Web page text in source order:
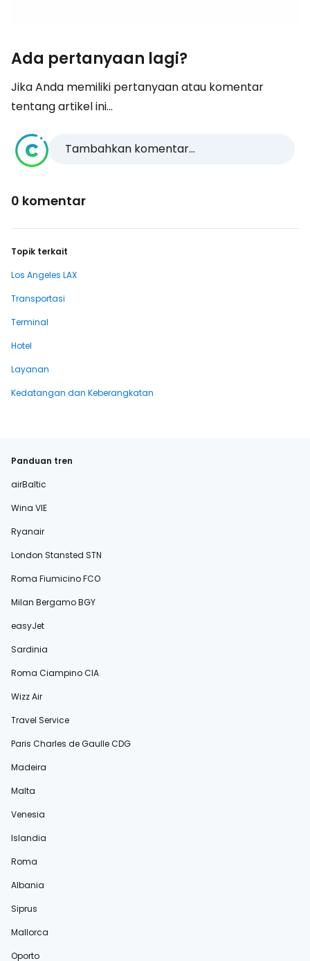
Ada pertanyaan lagi?
Jika Anda memiliki pertanyaan atau komentar
tentang artikel ini...
Tambahkan komentar...
0 komentar
Topik terkait
Los Angeles LAX
Transportasi
Terminal
Hotel
Layanan
Kedatangan dan Keberangkatan
Panduan tren
airBaltic
Wina VIE
Ryanair
London Stansted STN
Roma Fiumicino FCO
Milan Bergamo BGY
easyJet
Sardinia
Roma Ciampino CIA
Wizz Air
Travel Service
Paris Charles de Gaulle CDG
Madeira
Malta
Venesia
Islandia
Roma
Albania
Siprus
Mallorca
Oporto